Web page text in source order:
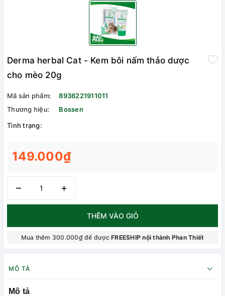
Derma herbal Cat - Kem bôi nấm thảo dược
cho mèo 20g
Mã sản phẩm:
8936221911011
Thương hiệu:
Bossen
Tình trạng:
149.000₫
– +
THÊM VÀO GIỎ
Mua thêm 300.000₫ để đượcFREESHIP nội thành Phan Thiết
MÔ TẢ
Mô tả